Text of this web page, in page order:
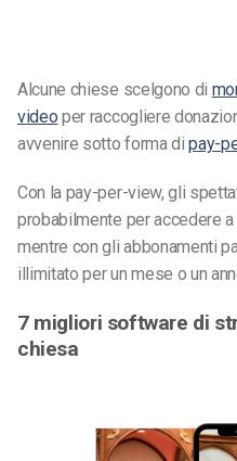
Alcune chiese scelgono di
video per raccogliere
avvenire sotto forma dipay-
Con la pay-per-view, gli
probabilmente per accedere
mentre con gli abbonamenti
illimitato per un mese o un
7 migliori software di
chiesa